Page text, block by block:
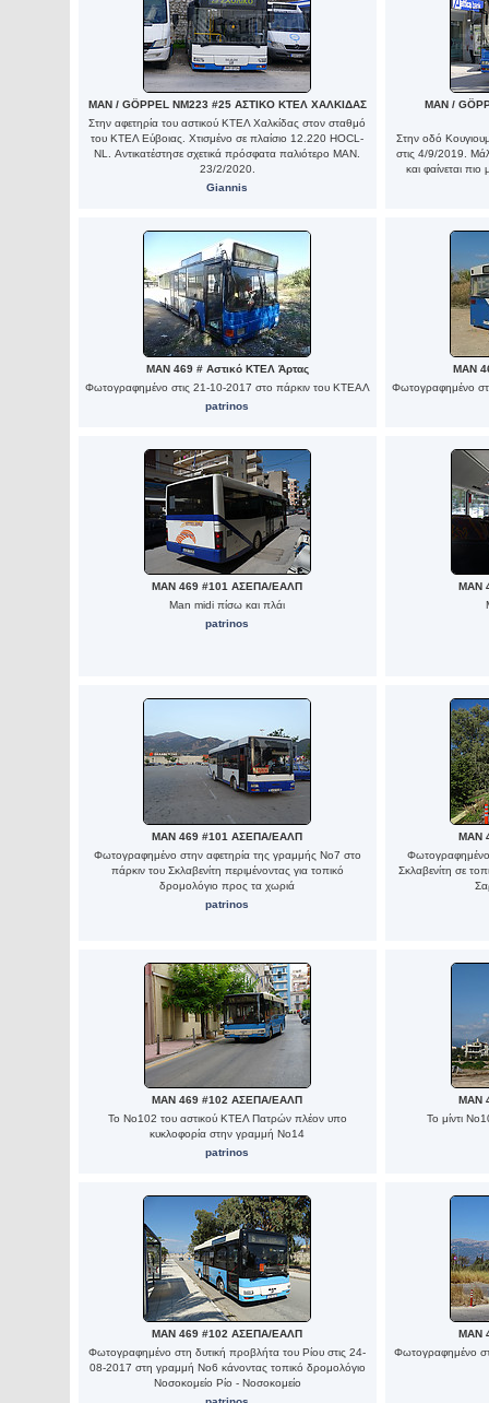
MAN / GÖPPEL NM223 #25 ΑΣΤΙΚΟ ΚΤΕΛ ΧΑΛΚΙΔΑΣ
Στην αφετηρία του αστικού ΚΤΕΛ Χαλκίδας στον σταθμό
του ΚΤΕΛ Εύβοιας. Χτισμένο σε πλαίσιο 12.220 HOCL-
NL. Αντικατέστησε σχετικά πρόσφατα παλιότερο ΜΑΝ.
23/2/2020.
Giannis
MAN /
Στην οδό
στις 4/9/2019.
και φαίνεται
MAN 469 # Αστικό ΚΤΕΛ Άρτας
Φωτογραφημένο στις 21-10-2017 στο πάρκιν του ΚΤΕΑΛ
patrinos
MAN
Φωτογραφημένο
MAN 469 #101 ΑΣΕΠΑ/ΕΑΛΠ
Man midi πίσω και πλάι
patrinos
MAN
MAN 469 #101 ΑΣΕΠΑ/ΕΑΛΠ
Φωτογραφημένο στην αφετηρία της γραμμής Νο7 στο
πάρκιν του Σκλαβενίτη περιμένοντας για τοπικό
δρομολόγιο προς τα χωριά
patrinos
MAN
Φωτογραφημένο
Σκλαβενίτη σε
MAN 469 #102 ΑΣΕΠΑ/ΕΑΛΠ
To No102 του αστικού ΚΤΕΛ Πατρών πλέον υπο
κυκλοφορία στην γραμμή Νο14
patrinos
MAN
To μίντι
MAN 469 #102 ΑΣΕΠΑ/ΕΑΛΠ
Φωτογραφημένο στη δυτική προβλήτα του Ρίου στις 24-
08-2017 στη γραμμή Νο6 κάνοντας τοπικό δρομολόγιο
Νοσοκομείο Ρίο - Νοσοκομείο
MAN
Φωτογραφημένο